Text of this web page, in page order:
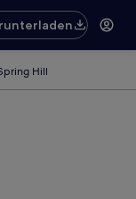
Hill